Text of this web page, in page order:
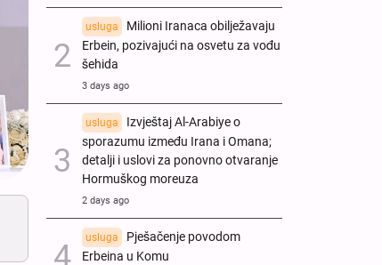
usluga
Milioni Iranaca obilježavaju
Erbein, pozivajući na osvetu za vođu
šehida
3 days ago
usluga
Izvještaj Al-Arabiye o
sporazumu između Irana i Omana;
detalji i uslovi za ponovno otvaranje
Hormuškog moreuza
2 days ago
usluga
Pješačenje povodom
Erbeina u Komu